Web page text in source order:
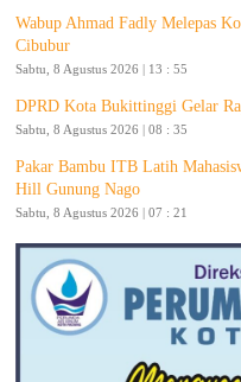
Wabup Ahmad Fadly Melepas
Cibubur
Sabtu, 8 Agustus 2026 | 13 : 55
DPRD Kota Bukittinggi Gelar
Sabtu, 8 Agustus 2026 | 08 : 35
Pakar Bambu ITB Latih
Hill Gunung Nago
Sabtu, 8 Agustus 2026 | 07 : 21